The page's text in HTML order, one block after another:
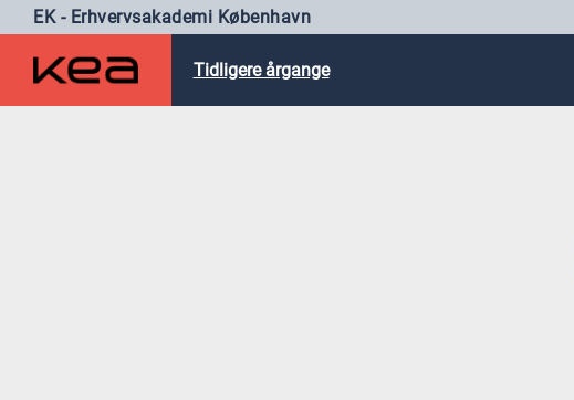
EK - Erhvervsakademi København
Tidligere årgange